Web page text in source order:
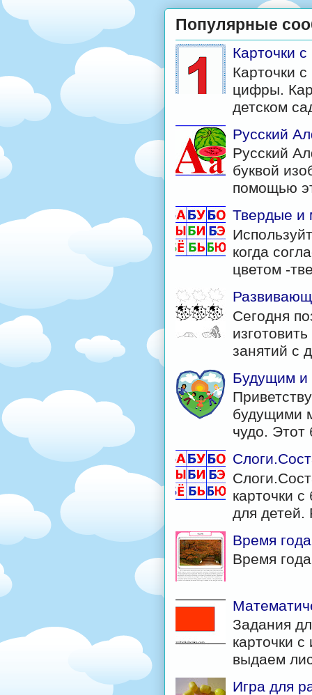
Популярные
Карточки
Карточки
цифры.
детском
Русский
Русский
буквой
помощью
Твердые и
когда
цветом -
Сегодня
занятий с
Будущим и
будущими
чудо. Этот
карточки
для детей.
Время
Время
Задания
карточки
выдаем
Игра для